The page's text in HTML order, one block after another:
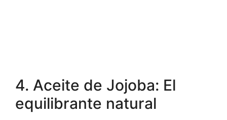
4. Aceite de Jojoba: El
equilibrante natural